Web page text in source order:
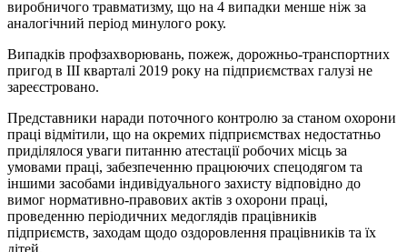
виробничого травматизму, що на 4 випадки менше ніж за
аналогічний період минулого року.
Випадків профзахворювань, пожеж, дорожньо-транспортних
пригод в ІІІ кварталі 2019 року на підприємствах галузі не
зареєстровано.
Представники наради поточного контролю за станом охорони
праці відмітили, що на окремих підприємствах недостатньо
приділялося уваги питанню атестації робочих місць за
умовами праці, забезпеченню працюючих спецодягом та
іншими засобами індивідуального захисту відповідно до
вимог нормативно-правових актів з охорони праці,
проведенню періодичних медоглядів працівників
підприємств, заходам щодо оздоровлення працівників та їх
дітей.